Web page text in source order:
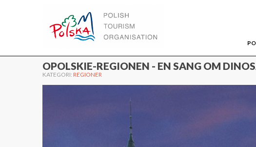
WWW.POLEN.TRAVEL
OPOLSKIE-REGIONEN - EN SANG OM
KATEGORI: REGIONER